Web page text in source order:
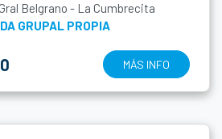
Belgrano - La Cumbrecita
GRUPAL PROPIA
MÁS INFO